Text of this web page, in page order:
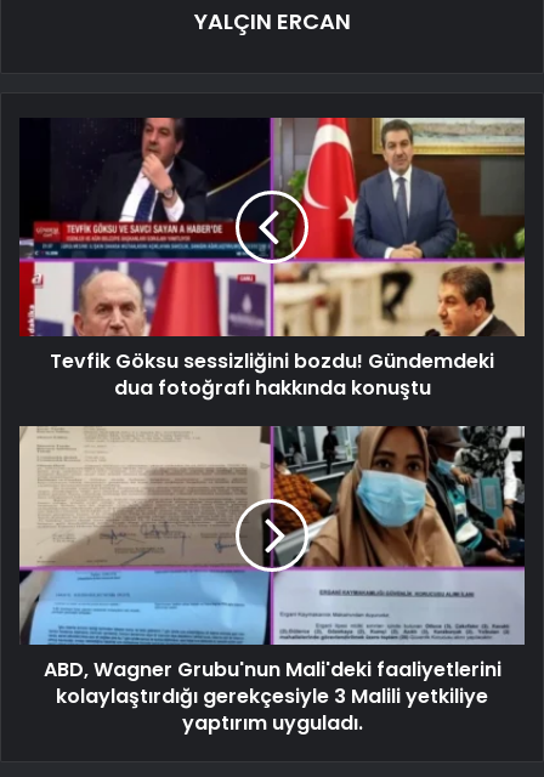
YALÇIN ERCAN
Tevfik Göksu sessizliğini bozdu! Gündemdeki
dua fotoğrafı hakkında konuştu
ABD, Wagner Grubu'nun Mali'deki faaliyetlerini
kolaylaştırdığı gerekçesiyle 3 Malili yetkiliye
yaptırım uyguladı.